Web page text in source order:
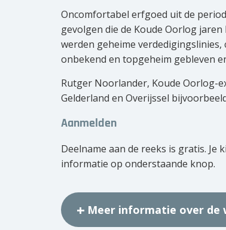
Oncomfortabel erfgoed uit de
gevolgen die de Koude Oorlog
werden geheime
onbekend en topgeheim gebleven
Rutger Noorlander, Koude Oorlog-
Gelderland en Overijssel
Aanmelden
Deelname aan de reeks is gratis.
informatie op onderstaande knop.
Meer informatie over de